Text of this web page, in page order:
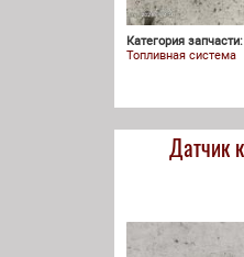
Категория запчасти:
Топливная система
Датчик